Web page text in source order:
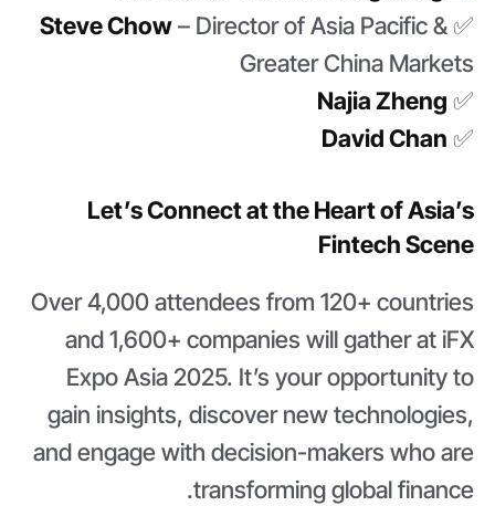
✅
Steve Chow– Director of Asia Pacific &
Greater China Markets
✅
Najia Zheng
✅
David Chan
Let’s Connect at the Heart of Asia’s
Fintech Scene
Over 4,000 attendees from 120+ countries
and 1,600+ companies will gather at iFX
Expo Asia 2025. It’s your opportunity to
gain insights, discover new technologies,
and engage with decision-makers who are
transforming global finance.